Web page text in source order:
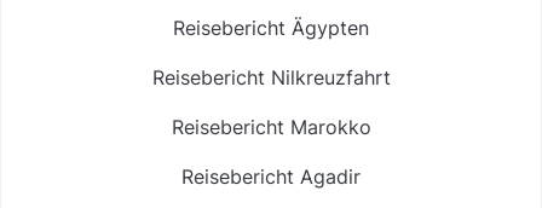
Reisebericht Ägypten
Reisebericht Nilkreuzfahrt
Reisebericht Marokko
Reisebericht Agadir